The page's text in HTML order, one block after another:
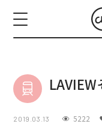
LAVIEW
2019.03.13 5222